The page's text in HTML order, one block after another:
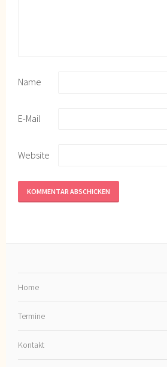
Name
E-Mail
Website
Home
Termine
Kontakt